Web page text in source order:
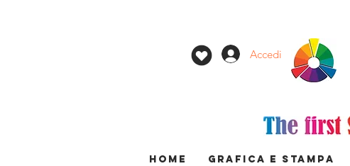
Accedi
HOME GRAFICA E STAMPA